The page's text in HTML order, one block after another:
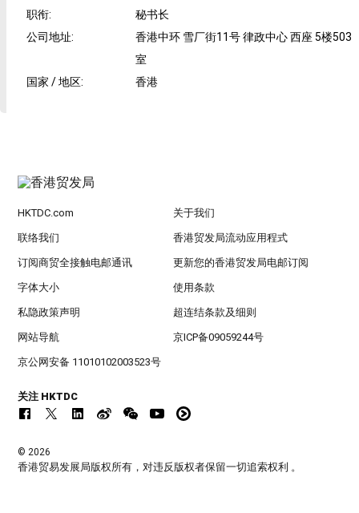
职衔:
秘书长
公司地址:
香港中环 雪厂街11号 律政中心 西座 5楼503
室
国家 / 地区: 香港
HKTDC.com 关于我们
联络我们 香港贸发局流动应用程式
订阅商贸全接触电邮通讯 更新您的香港贸发局电邮订阅
字体大小 使用条款
私隐政策声明 超连结条款及细则
网站导航 京ICP备09059244号
京公网安备 11010102003523号
关注 HKTDC
© 2026
香港贸易发展局版权所有，对违反版权者保留一切追索权利 。